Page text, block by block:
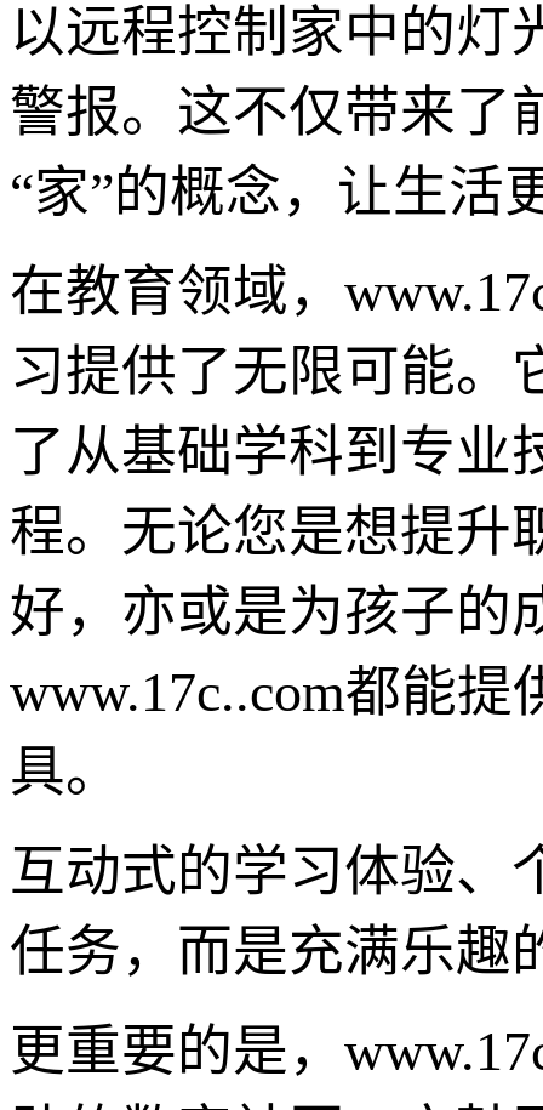
以远程控制家中的灯
警报。这不仅带来了
“家”的概念，让生活
在教育领域，
习提供了无限可能。
了从基础学科到专业
程。无论您是想提升
好，亦或是为孩子的
www.17c..com都能
具。
互动式的学习体验、
任务，而是充满乐趣
更重要的是，